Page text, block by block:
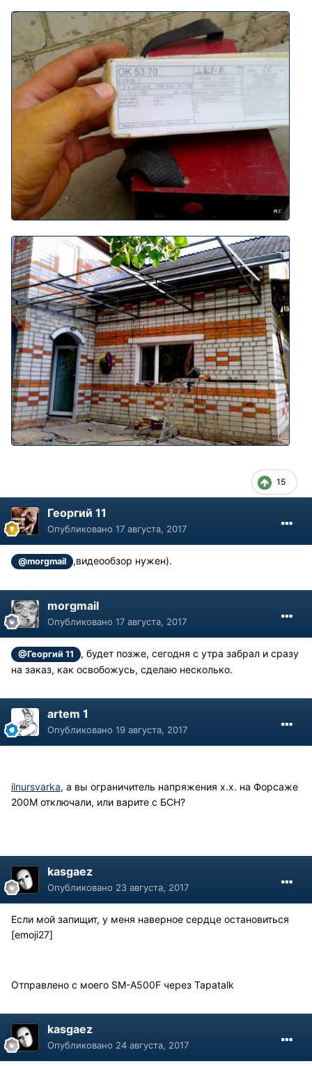
15
Георгий 11
Опубликовано 17 августа, 2017
@morgmail ,видеообзор нужен).
morgmail
Опубликовано 17 августа, 2017
@Георгий 11
, будет позже, сегодня с утра забрал и сразу
на заказ, как освобожусь, сделаю несколько.
artem 1
Опубликовано 19 августа, 2017
ilnursvarka, а вы ограничитель напряжения х.х. на Форсаже
200М отключали, или варите с БСН?
kasgaez
Опубликовано 23 августа, 2017
Если мой запищит, у меня наверное сердце остановиться
[emoji27]
Отправлено с моего SM-A500F через Tapatalk
kasgaez
Опубликовано 24 августа, 2017